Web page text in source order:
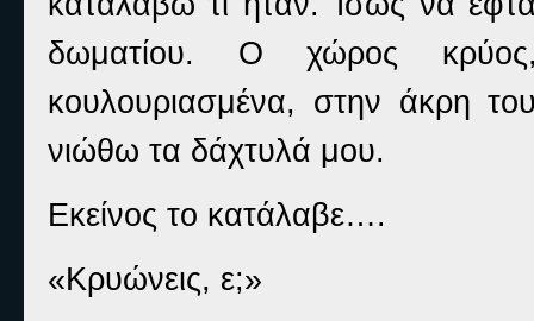
δωματίου. Ο χώρος
κουλουριασμένα, στην άκρη
νιώθω τα δάχτυλά μου.
Εκείνος το κατάλαβε….
«Κρυώνεις, ε;»